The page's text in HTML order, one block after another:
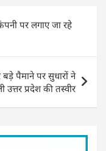
पर लगाए जा रहे
पैमाने पर सुधारों ने
उत्तर प्रदेश की तस्वीर